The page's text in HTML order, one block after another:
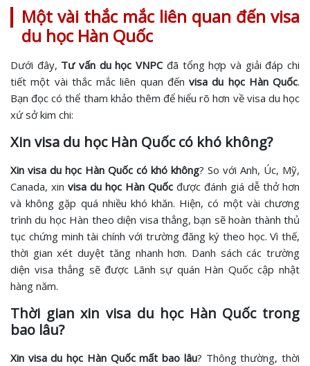
Một vài thắc mắc liên quan đến visa
du học Hàn Quốc
Dưới đây, Tư vấn du học VNPCđã tổng hợp và giải đáp chi
tiết một vài thắc mắc liên quan đến visa du học Hàn Quốc.
Bạn đọc có thể tham khảo thêm để hiểu rõ hơn về visa du học
xứ sở kim chi:
Xin visa du học Hàn Quốc có khó không?
Xin visa du học Hàn Quốc có khó không? So với Anh, Úc, Mỹ,
Canada, xin visa du học Hàn Quốc được đánh giá dễ thở hơn
và không gặp quá nhiều khó khăn. Hiện, có một vài chương
trình du học Hàn theo diện visa thẳng, bạn sẽ hoàn thành thủ
tục chứng minh tài chính với trường đăng ký theo học. Vì thế,
thời gian xét duyệt tăng nhanh hơn. Danh sách các trường
diện visa thẳng sẽ được Lãnh sự quán Hàn Quốc cập nhật
hàng năm.
Thời gian xin visa du học Hàn Quốc trong
bao lâu?
Xin visa du học Hàn Quốc mất bao lâu? Thông thường, thời